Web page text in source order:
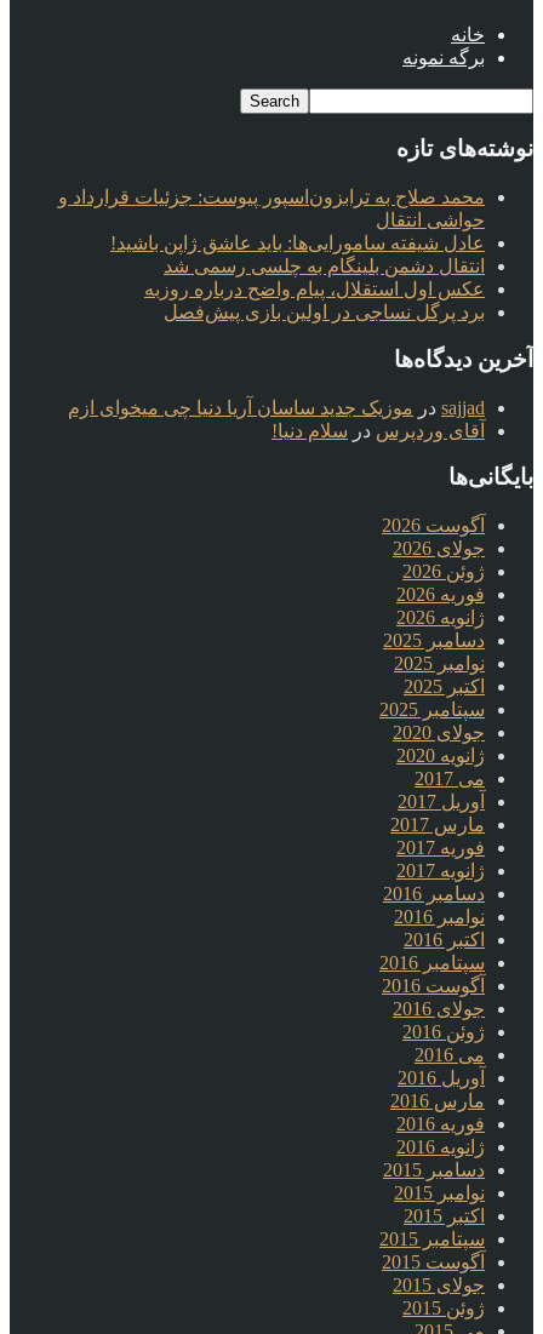
خانه
برگه نمونه
نوشته‌های تازه
محمد صلاح به ترابزون‌اسپور پیوست: جزئیات قرارداد و
حواشی انتقال
عادل شیفته سامورایی‌ها: باید عاشق ژاپن باشید!
انتقال دشمن بلینگام به چلسی رسمی شد
عکس اول استقلال، پیام واضح درباره روزبه
برد پرگل نساجی در اولین بازی پیش‌فصل
آخرین دیدگاه‌ها
sajjad در موزیک جدید ساسان آریا دنیا چی میخوای ازم
آقای وردپرس در سلام دنیا!
بایگانی‌ها
آگوست 2026
جولای 2026
ژوئن 2026
فوریه 2026
ژانویه 2026
دسامبر 2025
نوامبر 2025
اکتبر 2025
سپتامبر 2025
جولای 2020
ژانویه 2020
می 2017
آوریل 2017
مارس 2017
فوریه 2017
ژانویه 2017
دسامبر 2016
نوامبر 2016
اکتبر 2016
سپتامبر 2016
آگوست 2016
جولای 2016
ژوئن 2016
می 2016
آوریل 2016
مارس 2016
فوریه 2016
ژانویه 2016
دسامبر 2015
نوامبر 2015
اکتبر 2015
سپتامبر 2015
آگوست 2015
جولای 2015
ژوئن 2015